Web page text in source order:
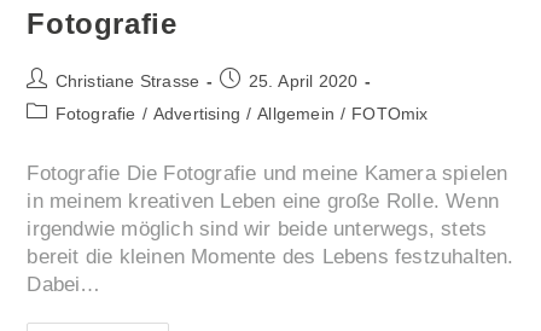
Fotografie
Beitrags-
Autor:
Christiane Strasse
Beitrag
veröffentlicht:
25. April 2020
Beitrags-
Fotografie / Advertising / Allgemein / FOTOmix
Fotografie Die Fotografie und meine Kamera spielen
in meinem kreativen Leben eine große Rolle. Wenn
irgendwie möglich sind wir beide unterwegs, stets
bereit die kleinen Momente des Lebens festzuhalten.
Dabei…